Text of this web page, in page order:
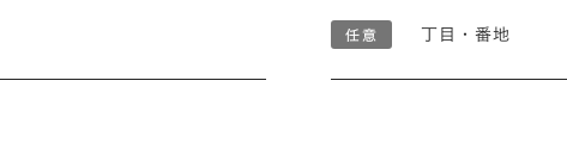
丁目・番地